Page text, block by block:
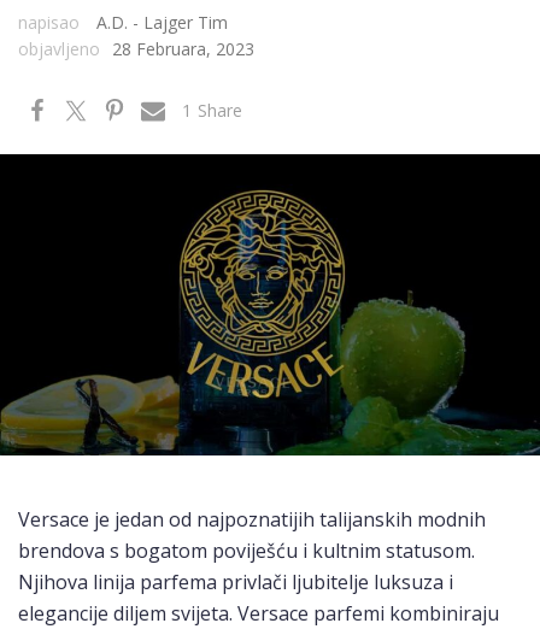
napisao
A.D. - Lajger Tim
objavljeno
28 Februara, 2023
Share
1
Versace je jedan od najpoznatijih talijanskih modnih
brendova s bogatom poviješću i kultnim statusom.
Njihova linija parfema privlači ljubitelje luksuza i
elegancije diljem svijeta. Versace parfemi kombiniraju